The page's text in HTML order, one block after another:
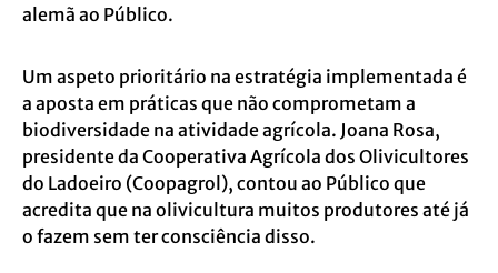
alemã ao Público.
Um aspeto prioritário na estratégia implementada é
a aposta em práticas que não comprometam a
biodiversidade na atividade agrícola. Joana Rosa,
presidente da Cooperativa Agrícola dos Olivicultores
do Ladoeiro (Coopagrol), contou ao Público que
acredita que na olivicultura muitos produtores até já
o fazem sem ter consciência disso.